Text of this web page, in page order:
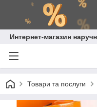
Интернет-магазин
Товари та послуги